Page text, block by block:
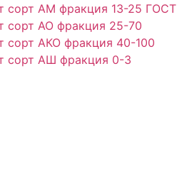
сорт АМ фракция 13-25 ГОСТ
сорт АО фракция 25-70
сорт АКО фракция 40-100
сорт АШ фракция 0-3